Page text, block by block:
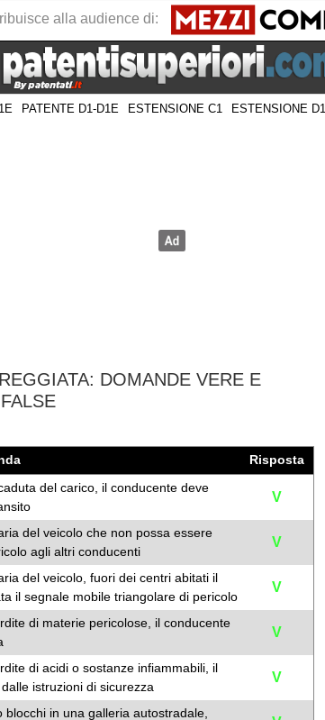
PATENTE D1-D1E ESTENSIONE C1 ESTENSIONE D1
DOMANDE VERE E
FALSE
Risposta
del carico, il conducente deve
V
del veicolo che non possa essere
agli altri conducenti
V
del veicolo, fuori dei centri abitati il
il segnale mobile triangolare di pericolo
V
di materie pericolose, il conducente
V
di acidi o sostanze infiammabili, il
istruzioni di sicurezza
V
in una galleria autostradale,
alla audience di: